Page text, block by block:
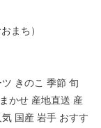
まち）
きのこ 季節 旬
かせ 産地直送 産
国産 岩手 おすす